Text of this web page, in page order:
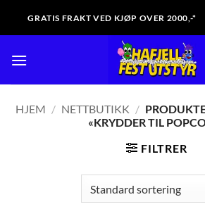
GRATIS FRAKT VED KJØP OVER 2000,-*
HJEM / NETTBUTIKK /
«KRYDDER TIL
FILTRER